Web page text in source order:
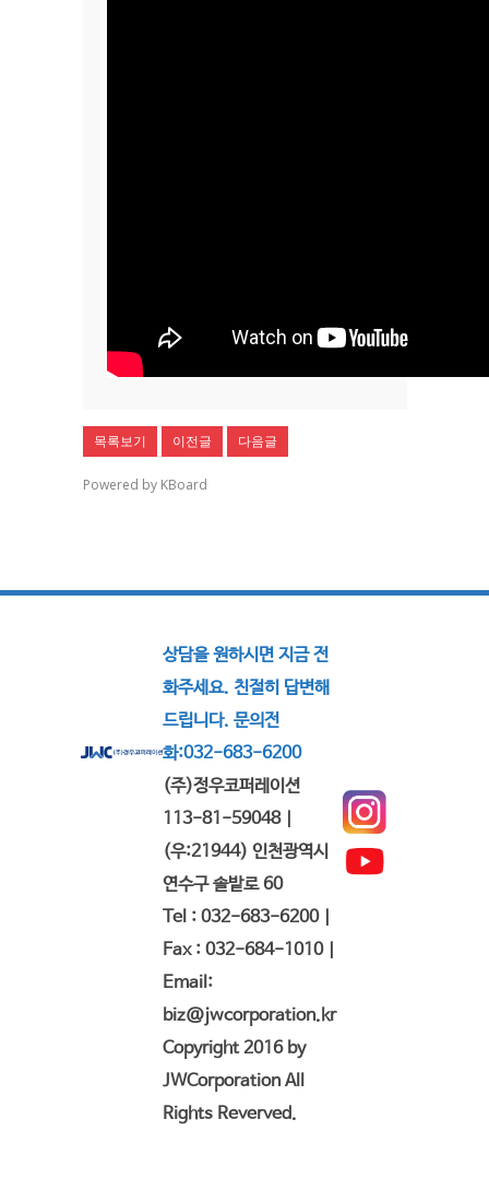
목록보기 이전글 다음글
Powered by KBoard
상담을 원하시면 지금 전
화주세요. 친절히 답변해
드립니다. 문의전
화:032-683-6200
(주)정우코퍼레이션
113-81-59048 |
(우:21944) 인천광역시
연수구 솔밭로 60
Tel : 032-683-6200 |
Fax : 032-684-1010 |
Email:
biz@jwcorporation.kr
Copyright 2016 by
JWCorporation All
Rights Reverved.